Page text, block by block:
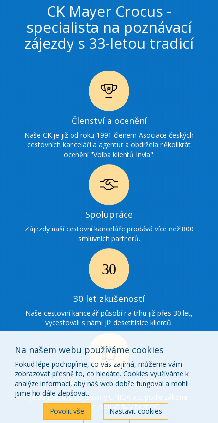
CK Mayer Crocus -
specialista na poznávací
zájezdy s 33-letou tradicí
Ikonka
ocenění
Členství a ocenění
Naše CK je již od roku 1991 členem Asociace českých
cestovních kanceláří a agentur a obdržela několikrát
ocenění "Volba klientů Invia".
Ikonka
spolupráce
Spolupráce
Zájezdy naší cestovní kanceláře prodává více než 800
smluvních partnerů.
30 Ikonka
zkušenosti
30 let zkušeností
Naše cestovní kancelář působí na trhu již přes 30 let,
vycestovali s námi již desetitisíce klientů.
Ikonka
o
nás
Naše cestovní kancelář
je pojištěna u pojišťovny UNIQA a.s. podle zákona.
Vaše peníze jsou vždy v bezpečí.
Na našem webu používáme cookies
Pokud lépe pochopíme, co vás zajímá, můžeme vám
zobrazovat přesně to, co hledáte. Cookies využíváme k
analýze informací, aby náš web dobře fungoval a mohli
jsme ho dále zlepšovat.
Povolit vše
Nastavit cookies